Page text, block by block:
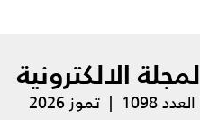
الالكترونية
العدد 1098 | تموز 2026